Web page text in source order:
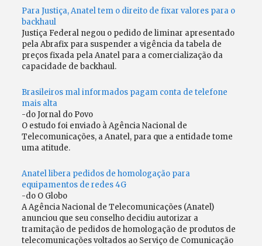
Para Justiça, Anatel tem o direito de fixar valores para o
backhaul
Justiça Federal negou o pedido de liminar apresentado
pela Abrafix para suspender a vigência da tabela de
preços fixada pela Anatel para a comercialização da
capacidade de backhaul.
Brasileiros mal informados pagam conta de telefone
mais alta
-do Jornal do Povo
O estudo foi enviado à Agência Nacional de
Telecomunicações, a Anatel, para que a entidade tome
uma atitude.
Anatel libera pedidos de homologação para
equipamentos de redes 4G
-do O Globo
A Agência Nacional de Telecomunicações (Anatel)
anunciou que seu conselho decidiu autorizar a
tramitação de pedidos de homologação de produtos de
telecomunicações voltados ao Serviço de Comunicação